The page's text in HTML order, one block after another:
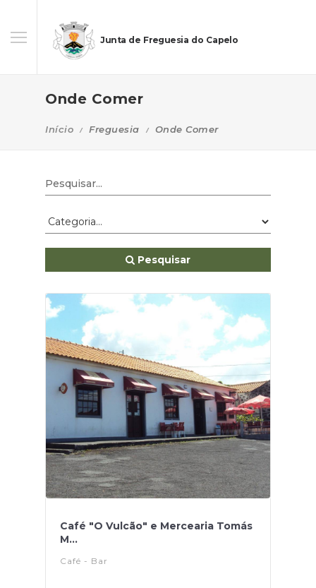
Junta de Freguesia do Capelo
Onde Comer
Início Freguesia Onde Comer
Pesquisar
Café "O Vulcão" e Mercearia Tomás
M...
Café - Bar